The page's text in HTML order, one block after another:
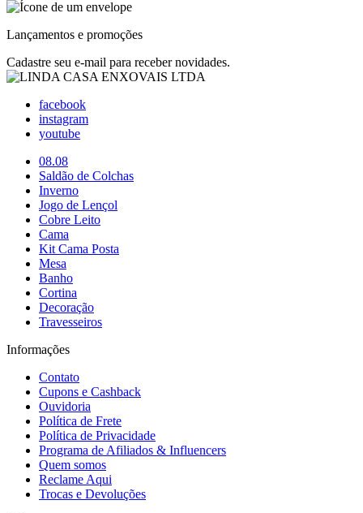
Lançamentos e promoções
Cadastre seu e-mail para receber novidades.
facebook
instagram
youtube
08.08
Saldão de Colchas
Inverno
Jogo de Lençol
Cobre Leito
Cama
Kit Cama Posta
Mesa
Banho
Cortina
Decoração
Travesseiros
Informações
Contato
Cupons e Cashback
Ouvidoria
Política de Frete
Política de Privacidade
Programa de Afiliados & Influencers
Quem somos
Reclame Aqui
Trocas e Devoluções